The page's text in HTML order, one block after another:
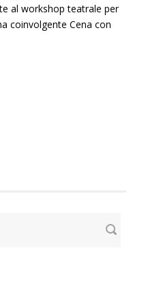
al workshop teatrale per
coinvolgente Cena con